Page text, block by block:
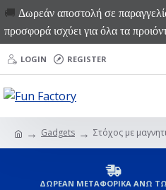
🚚 Δωρεάν αποστολή σε
προσφορά ισχύει για όλα τα
LOGIN REGISTER
Gadgets Στόχος με
ΔΩΡΕΑΝ ΜΕΤΑΦΟΡΙΚΑ ΑΝΩ